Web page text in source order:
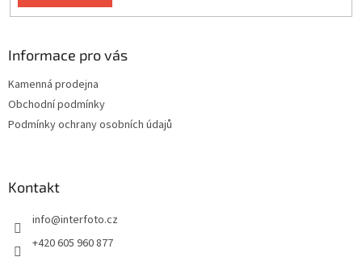
Informace pro vás
Kamenná prodejna
Obchodní podmínky
Podmínky ochrany osobních údajů
Kontakt
info@interfoto.cz
+420 605 960 877